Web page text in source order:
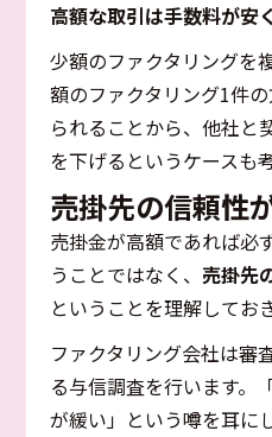
高額な取引は手数料が安
少額のファクタリングを
額のファクタリング1件
られることから、他社と
を下げるというケースも
売掛先の信頼性
売掛金が高額であれば必
うことではなく、売掛先
ということを理解してお
ファクタリング会社は審
る与信調査を行います。
が緩い」という噂を耳に